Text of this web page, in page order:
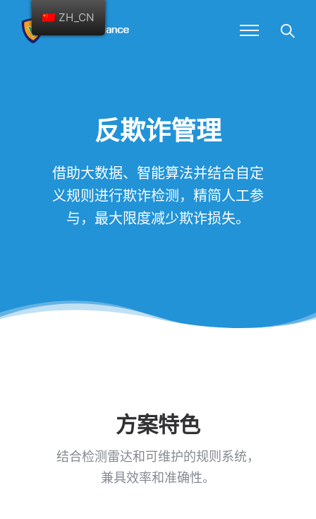
反欺诈管理
借助大数据、智能算法并结合自定
义规则进行欺诈检测，精简人工参
与，最大限度减少欺诈损失。
方案特色
结合检测雷达和可维护的规则系统，
兼具效率和准确性。
ZH_CN